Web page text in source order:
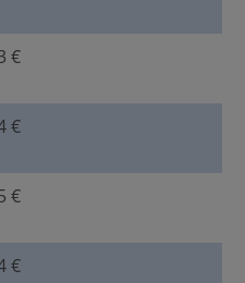
€
€
€
€